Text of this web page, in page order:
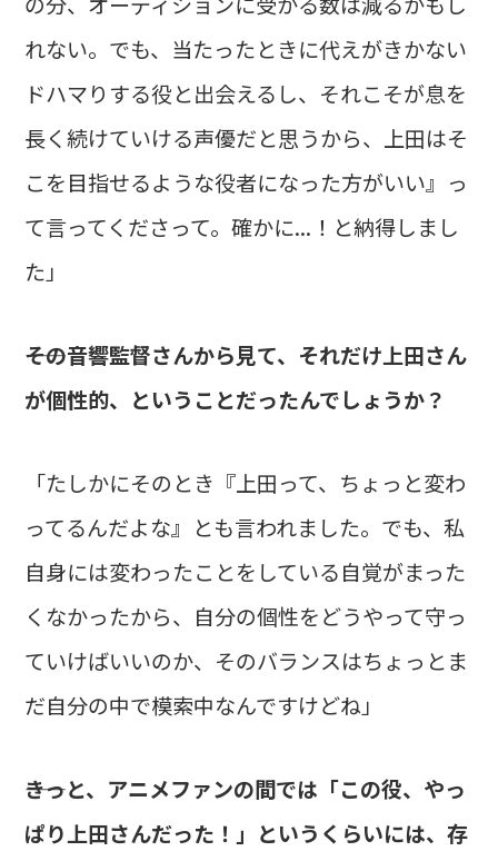
れない。でも、当たったときに代えがきかない
ドハマりする役と出会えるし、それこそが息を
長く続けていける声優だと思うから、上田はそ
こを目指せるような役者になった方がいい』っ
て言ってくださって。確かに...！と納得しまし
た」
――その音響監督さんから見て、それだけ上田さん
が個性的、ということだったんでしょうか？
「たしかにそのとき『上田って、ちょっと変わ
ってるんだよな』とも言われました。でも、私
自身には変わったことをしている自覚がまった
くなかったから、自分の個性をどうやって守っ
ていけばいいのか、そのバランスはちょっとま
だ自分の中で模索中なんですけどね」
――きっと、アニメファンの間では「この役、やっ
ぱり上田さんだった！」というくらいには、存